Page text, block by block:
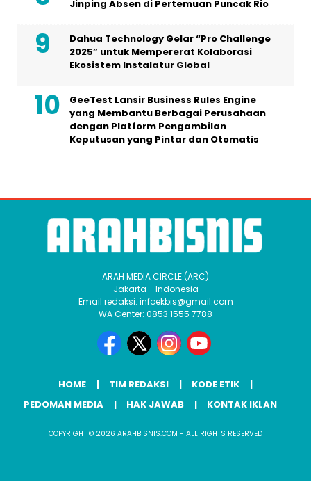
Jinping Absen di Pertemuan Puncak Rio
Dahua Technology Gelar “Pro Challenge
2025” untuk Mempererat Kolaborasi
Ekosistem Instalatur Global
GeeTest Lansir Business Rules Engine
yang Membantu Berbagai Perusahaan
dengan Platform Pengambilan
Keputusan yang Pintar dan Otomatis
ARAH MEDIA CIRCLE (ARC)
Jakarta - Indonesia
Email redaksi: infoekbis@gmail.com
WA Center: 0853 1555 7788
HOME TIM REDAKSI
KODE ETIK
PEDOMAN MEDIA
HAK JAWAB KONTAK IKLAN
COPYRIGHT © 2026 ARAHBISNIS.COM - ALL RIGHTS RESERVED